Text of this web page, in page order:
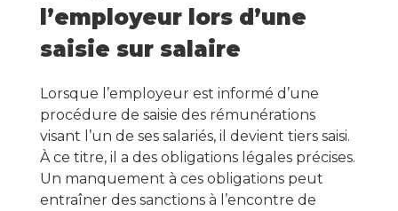
l’employeur lors d’une
saisie sur salaire
Lorsque l’employeur est informé d’une
procédure de saisie des rémunérations
visant l’un de ses salariés, il devient tiers saisi.
À ce titre, il a des obligations légales précises.
Un manquement à ces obligations peut
entraîner des sanctions à l’encontre de